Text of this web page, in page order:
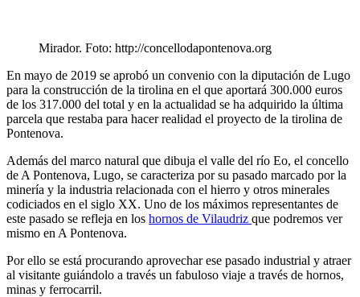
Mirador. Foto: http://concellodapontenova.org
En mayo de 2019 se aprobó un convenio con la diputación de Lugo
para la construcción de la tirolina en el que aportará 300.000 euros
de los 317.000 del total y en la actualidad se ha adquirido la última
parcela que restaba para hacer realidad el proyecto de la tirolina de
Pontenova.
Además del marco natural que dibuja el valle del río Eo, el concello
de A Pontenova, Lugo, se caracteriza por su pasado marcado por la
minería y la industria relacionada con el hierro y otros minerales
codiciados en el siglo XX. Uno de los máximos representantes de
este pasado se refleja en los hornos de Vilaudriz que podremos ver
mismo en A Pontenova.
Por ello se está procurando aprovechar ese pasado industrial y atraer
al visitante guiándolo a través un fabuloso viaje a través de hornos,
minas y ferrocarril.